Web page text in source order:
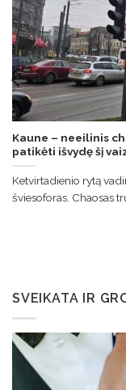
Kaune – neeilinis
patikėti išvydę šį
Ketvirtadienio rytą
šviesoforas. Chaosas
SVEIKATA IR